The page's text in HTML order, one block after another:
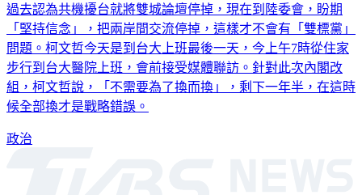
過去認為共機擾台就將雙城論壇停掉，現在到陸委會，盼期
「堅持信念」，把兩岸間交流停掉，這樣才不會有「雙標黨」
問題。柯文哲今天是到台大上班最後一天，今上午7時從住家
步行到台大醫院上班，會前接受媒體聯訪。針對此次內閣改
組，柯文哲說，「不需要為了換而換」，剩下一年半，在這時
候全部換才是戰略錯誤。
政治